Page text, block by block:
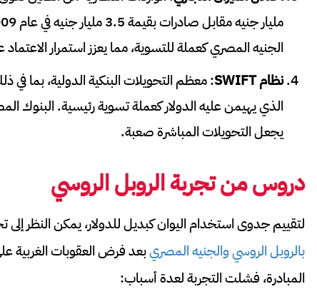
الجنيه المصري كعملة للتسوية، مما يعزز استمرار الاعتماد
نظامSWIFT
الذي يهيمن عليه الدولار كعملة تسوية رئيسية. البنوك
يجعل التحويلات المباشرة صعبة.
دروس من تجربة الروبل الروسي
لتقييم جدوى استخدام اليوان كبديل للدولار، يمكن النظر
بالروبل الروسي والجنيه المصري
المبادرة، فشلت التجربة لعدة أسباب: